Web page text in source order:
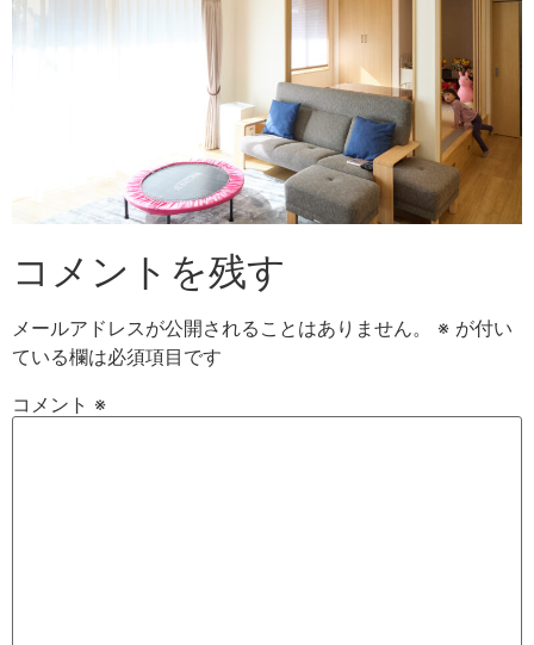
コメントを残す
メールアドレスが公開されることはありません。 ※ が付い
ている欄は必須項目です
コメント ※